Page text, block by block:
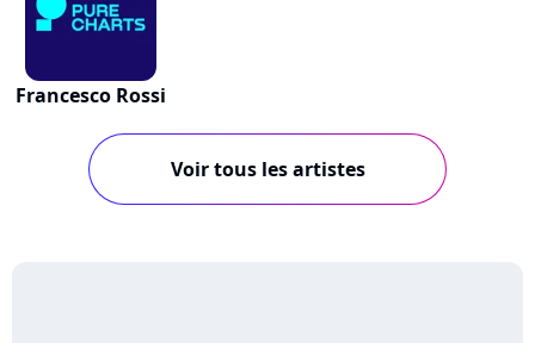
Francesco Rossi
Voir tous les artistes